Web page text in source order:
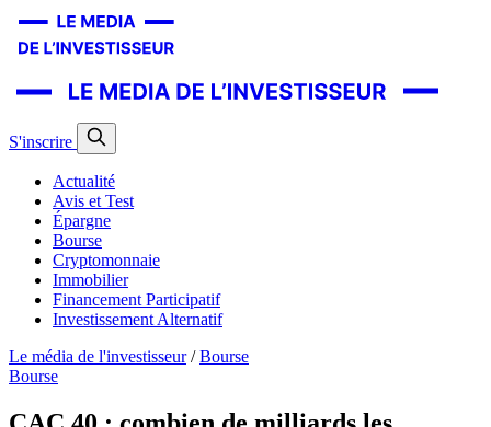
S'inscrire
Actualité
Avis et Test
Épargne
Bourse
Cryptomonnaie
Immobilier
Financement Participatif
Investissement Alternatif
Le média de l'investisseur / Bourse
Bourse